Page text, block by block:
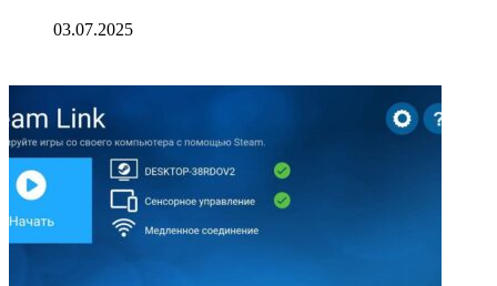
03.07.2025